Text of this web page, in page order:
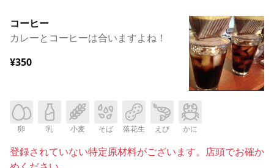
コーヒー
カレーとコーヒーは合いますよね！
¥350
卵 乳 小麦 そば 落花生 えび かに
登録されていない特定原材料がございます。店頭でお確か